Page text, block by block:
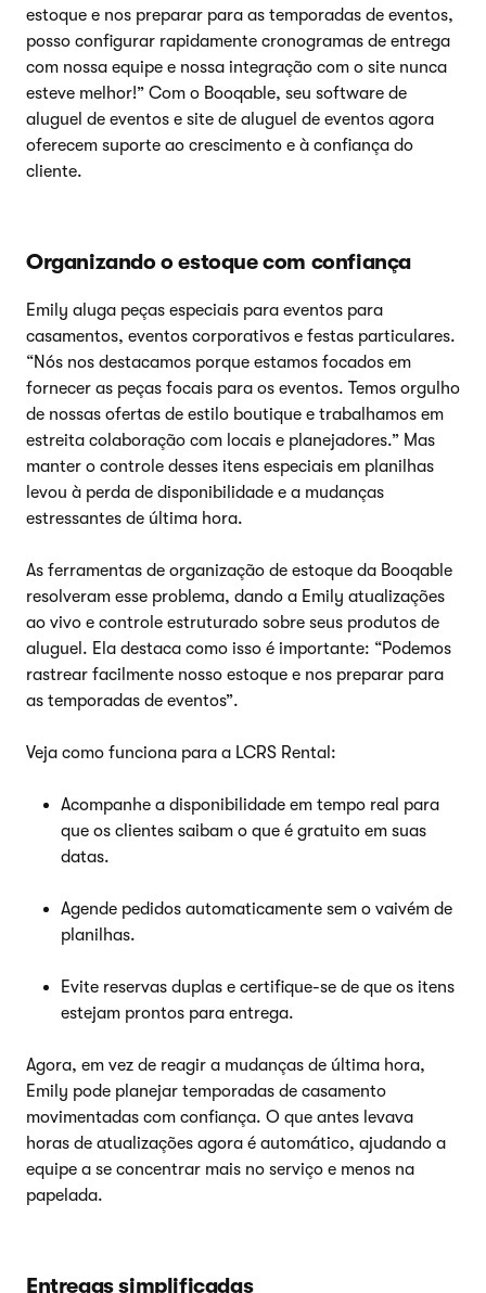
estoque e nos preparar para as temporadas de eventos,
posso configurar rapidamente cronogramas de entrega
com nossa equipe e nossa integração com o site nunca
esteve melhor!” Com o Booqable, seu software de
aluguel de eventos e site de aluguel de eventos agora
oferecem suporte ao crescimento e à confiança do
cliente.
Organizando o estoque com confiança
Emily aluga peças especiais para eventos para
casamentos, eventos corporativos e festas particulares.
“Nós nos destacamos porque estamos focados em
fornecer as peças focais para os eventos. Temos orgulho
de nossas ofertas de estilo boutique e trabalhamos em
estreita colaboração com locais e planejadores.” Mas
manter o controle desses itens especiais em planilhas
levou à perda de disponibilidade e a mudanças
estressantes de última hora.
As ferramentas de organização de estoque da Booqable
resolveram esse problema, dando a Emily atualizações
ao vivo e controle estruturado sobre seus produtos de
aluguel. Ela destaca como isso é importante: “Podemos
rastrear facilmente nosso estoque e nos preparar para
as temporadas de eventos”.
Veja como funciona para a LCRS Rental:
Acompanhe a disponibilidade em tempo real para
que os clientes saibam o que é gratuito em suas
datas.
Agende pedidos automaticamente sem o vaivém de
planilhas.
Evite reservas duplas e certifique-se de que os itens
estejam prontos para entrega.
Agora, em vez de reagir a mudanças de última hora,
Emily pode planejar temporadas de casamento
movimentadas com confiança. O que antes levava
horas de atualizações agora é automático, ajudando a
equipe a se concentrar mais no serviço e menos na
papelada.
Entregas simplificadas